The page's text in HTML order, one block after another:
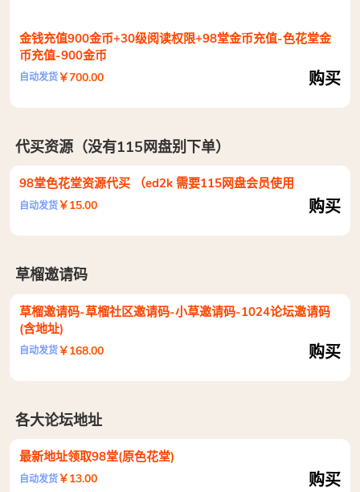
金钱充值900金币+30级阅读权限+98堂金币充值-色花堂金
币充值-900金币
自动发货￥700.00 购买
代买资源（没有115网盘别下单）
98堂色花堂资源代买 （ed2k 需要115网盘会员使用
自动发货￥15.00 购买
草榴邀请码
草榴邀请码-草榴社区邀请码-小草邀请码-1024论坛邀请码
(含地址)
自动发货￥168.00 购买
各大论坛地址
最新地址领取98堂(原色花堂)
自动发货￥13.00 购买